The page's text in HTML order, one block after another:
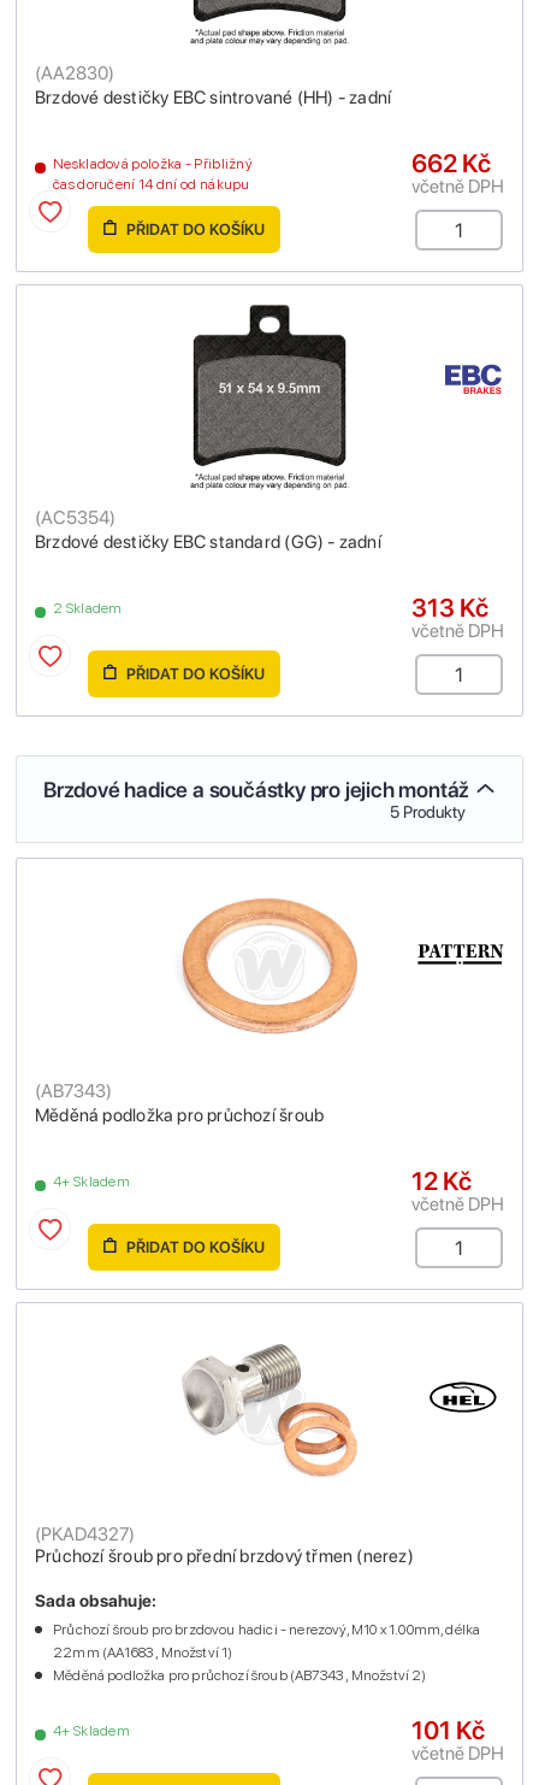
Brzdové destičky EBC sintrované (HH) - zadní
(AA2830)
Neskladová položka - Přibližný
čas doručení 14 dní od nákupu
662 Kč
včetně DPH
PŘIDAT DO KOŠÍKU
Brzdové destičky EBC standard (GG) - zadní
(AC5354)
2 Skladem 313 Kč
včetně DPH
PŘIDAT DO KOŠÍKU
Brzdové hadice a součástky pro jejich montáž
5 Produkty
Měděná podložka pro průchozí šroub
(AB7343)
4+ Skladem 12 Kč
včetně DPH
PŘIDAT DO KOŠÍKU
Průchozí šroub pro přední brzdový třmen (nerez)
(PKAD4327)
4+ Skladem
Sada obsahuje:
Průchozí šroub pro brzdovou hadici - nerezový, M10 x 1.00mm, délka
22mm (AA1683 , Množství 1)
Měděná podložka pro průchozí šroub (AB7343 , Množství 2)
101 Kč
včetně DPH